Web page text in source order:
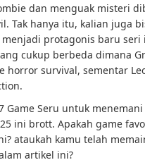
dan menguak misteri
Tak hanya itu, kalian juga
menjadi protagonis baru seri
cukup berbeda dimana
horror survival, sementar
Game Seru untuk
ini brott. Apakah game
ataukah kamu telah
artikel ini?